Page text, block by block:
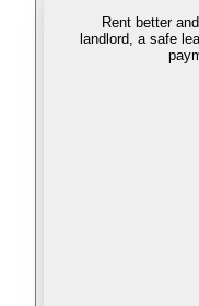
Rent better
landlord, a safe